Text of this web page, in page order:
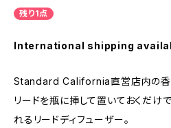
残り1点
International shipping
Standard California直営店内の香り
リードを瓶に挿して置いておくだけ
れるリードディフューザー。